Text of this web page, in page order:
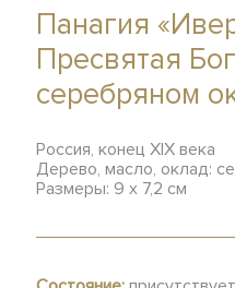
Панагия
Пресвятая
серебряном
Россия, конец XIX века
Дерево, масло, оклад:
Размеры: 9 х 7,2 см